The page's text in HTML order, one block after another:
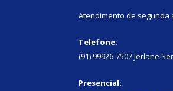
Atendimento de segunda
Telefone:
(91) 99926-7507 Jerlane
Presencial: